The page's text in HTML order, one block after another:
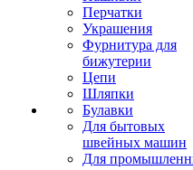
Перчатки
Украшения
Фурнитура для
бижутерии
Цепи
Шляпки
Булавки
Для бытовых
швейных машин
Для